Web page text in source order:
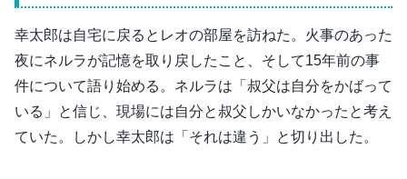
幸太郎は自宅に戻るとレオの部屋を訪ねた。火事のあった
夜にネルラが記憶を取り戻したこと、そして15年前の事
件について語り始める。ネルラは「叔父は自分をかばって
いる」と信じ、現場には自分と叔父しかいなかったと考え
ていた。しかし幸太郎は「それは違う」と切り出した。